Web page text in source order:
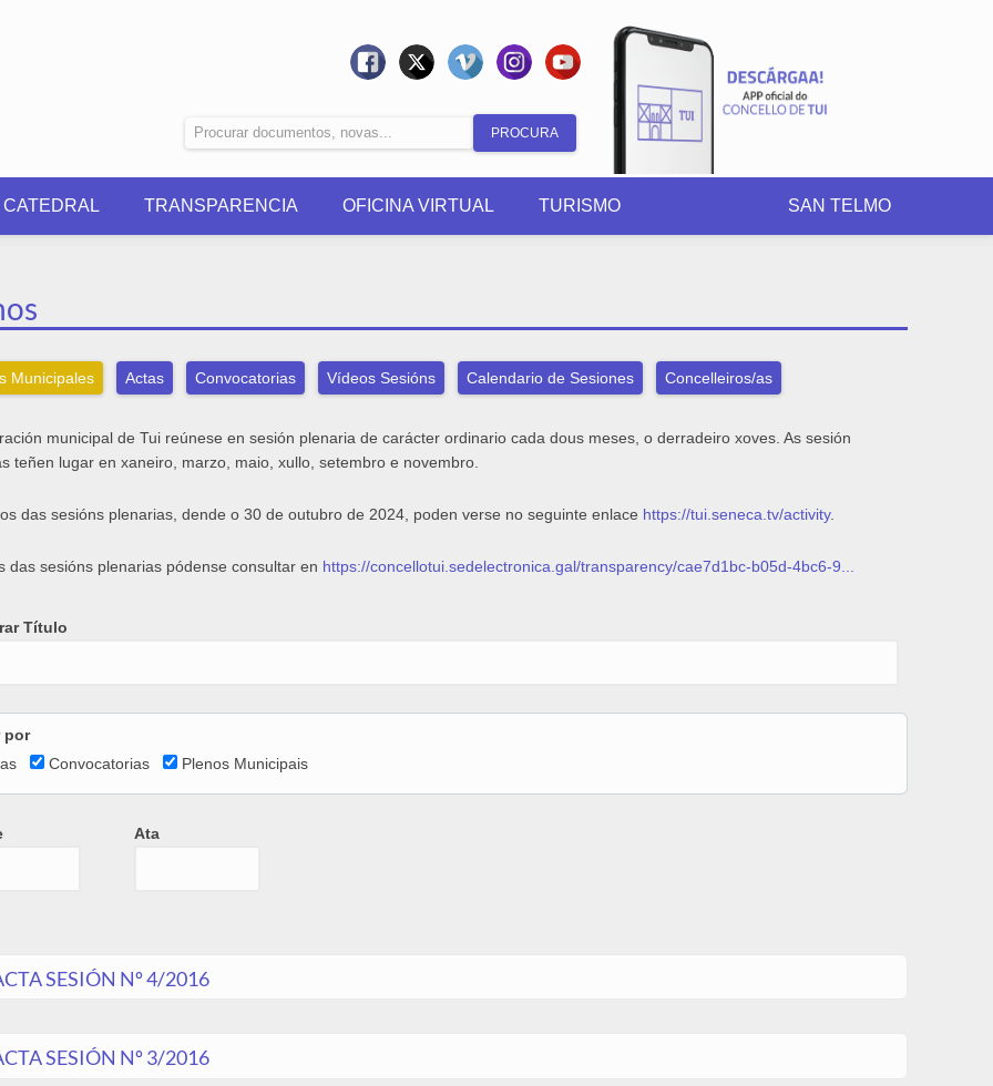
Formulario
de
busca
CATEDRAL TRANSPARENCIA OFICINA VIRTUAL TURISMO SAN TELMO
Municipales Actas Convocatorias Vídeos Sesións Calendario de Sesiones Concelleiros/as
municipal de Tui reúnese en sesión plenaria de carácter ordinario cada dous meses, o derradeiro xoves. As sesión
teñen lugar en xaneiro, marzo, maio, xullo, setembro e novembro.
das sesións plenarias, dende o 30 de outubro de 2024, poden verse no seguinte enlace https://tui.seneca.tv/activity.
das sesións plenarias pódense consultar en https://concellotui.sedelectronica.gal/transparency/cae7d1bc-b05d-4bc6-9...
Título
por
Convocatorias Plenos Municipais
Ata
SESIÓN Nº 4/2016
SESIÓN Nº 3/2016